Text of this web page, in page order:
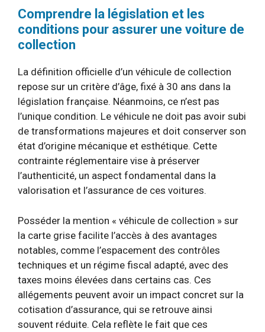
Comprendre la législation et les
conditions pour assurer une voiture de
collection
La définition officielle d’un véhicule de collection
repose sur un critère d’âge, fixé à 30 ans dans la
législation française. Néanmoins, ce n’est pas
l’unique condition. Le véhicule ne doit pas avoir subi
de transformations majeures et doit conserver son
état d’origine mécanique et esthétique. Cette
contrainte réglementaire vise à préserver
l’authenticité, un aspect fondamental dans la
valorisation et l’assurance de ces voitures.
Posséder la mention « véhicule de collection » sur
la carte grise facilite l’accès à des avantages
notables, comme l’espacement des contrôles
techniques et un régime fiscal adapté, avec des
taxes moins élevées dans certains cas. Ces
allégements peuvent avoir un impact concret sur la
cotisation d’assurance, qui se retrouve ainsi
souvent réduite. Cela reflète le fait que ces